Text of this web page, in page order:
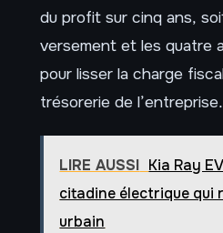
du profit sur cinq ans,
versement et les quatre
pour lisser la charge
trésorerie de l’entreprise.
LIRE AUSSI Kia Ray
citadine électrique qui
urbain